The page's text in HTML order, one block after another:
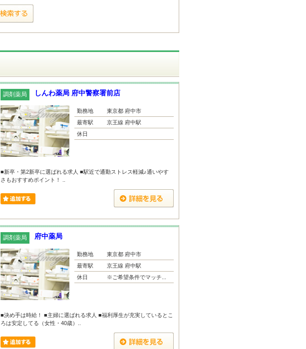
調剤薬局 しんわ薬局 府中警察署前店
勤務地
東京都 府中市
最寄駅
京王線 府中駅
休日
■新卒・第2新卒に選ばれる求人 ■駅近で通勤ストレス軽減♪通いやす
さもおすすめポイント！ ..
調剤薬局 府中薬局
勤務地
東京都 府中市
最寄駅
京王線 府中駅
休日
※ご希望条件でマッチ...
■決め手は時給！ ■主婦に選ばれる求人 ■福利厚生が充実しているとこ
ろは安定してる（女性・40歳）..